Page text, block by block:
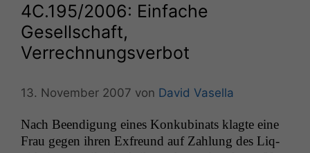
4C.195/2006: Einfache
Gesellschaft,
Verrechnungsverbot
13. November 2007 von David Vasella
Nach Beendi­gung eines Konku­bi­nats klagte eine
Frau gegen ihren Exfre­und auf Zahlung des Liq­